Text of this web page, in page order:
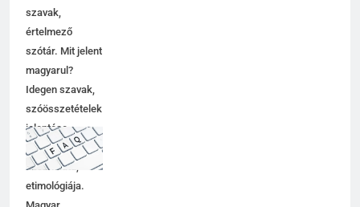
rokon értelmű
szavak,
értelmező
szótár. Mit jelent
magyarul?
Idegen szavak,
szóösszetételek
jelentése,
magyarázata,
használata,
etimológiája.